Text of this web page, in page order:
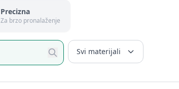
Precizna
Za brzo pronalaženje
Svi materijali